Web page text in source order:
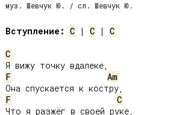
муз. Шевчук Ю. / сл. Шевчук Ю.
Вступление: C | C | C
C
F
Am
F
C